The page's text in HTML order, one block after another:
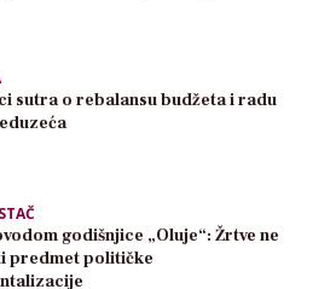
sutra o rebalansu budžeta i radu
godišnjice „Oluje“: Žrtve ne
predmet političke